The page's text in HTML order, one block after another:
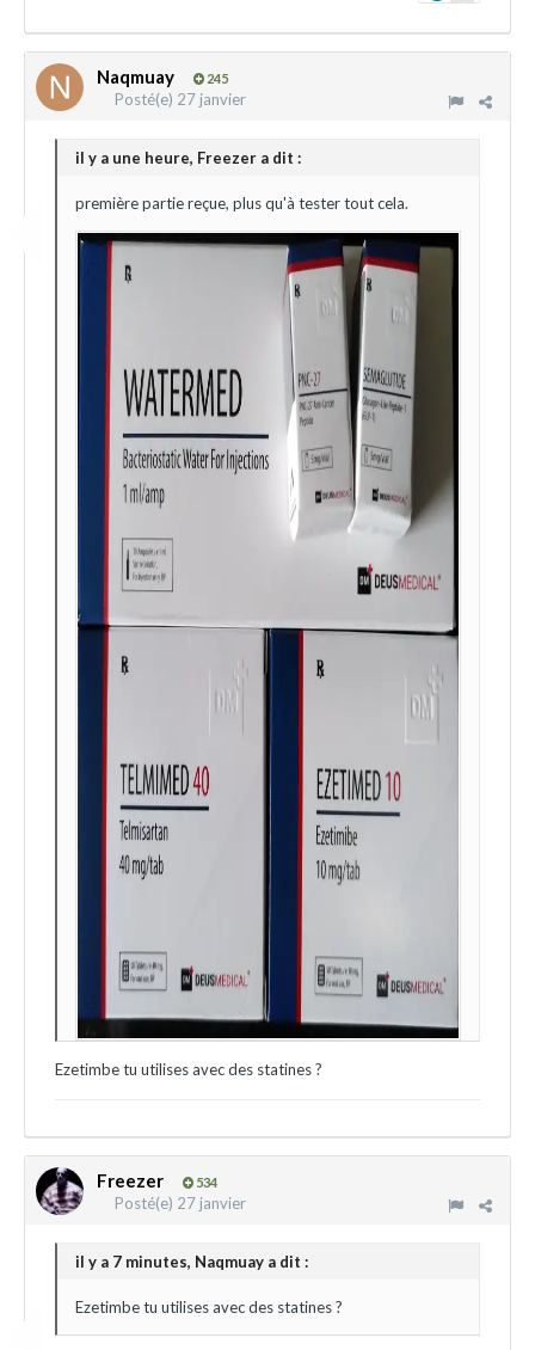
Naqmuay 245
Posté(e) 27 janvier
il y a une heure, Freezer a dit :
première partie reçue, plus qu'à tester tout cela.
Ezetimbe tu utilises avec des statines ?
Freezer 534
Posté(e) 27 janvier
il y a 7 minutes, Naqmuay a dit :
Ezetimbe tu utilises avec des statines ?